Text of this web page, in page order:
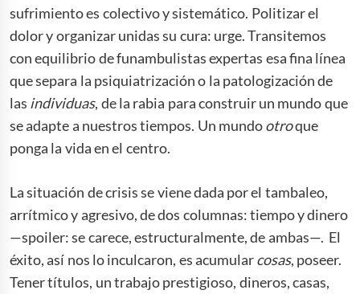
sufrimiento es colectivo y sistemático. Politizar el
dolor y organizar unidas su cura: urge. Transitemos
con equilibrio de funambulistas expertas esa fina línea
que separa la psiquiatrización o la patologización de
las individuas, de la rabia para construir un mundo que
se adapte a nuestros tiempos. Un mundootroque
ponga la vida en el centro.
La situación de crisis se viene dada por el tambaleo,
arrítmico y agresivo, de dos columnas: tiempo y dinero
—spoiler: se carece, estructuralmente, de ambas—. El
éxito, así nos lo inculcaron, es acumularcosas, poseer.
Tener títulos, un trabajo prestigioso, dineros, casas,